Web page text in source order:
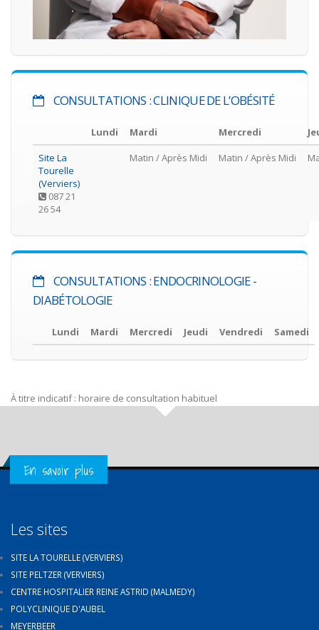
CONSULTATIONS : CLINIQUE DE L’OBÉSITÉ
Lundi Mardi Mercredi
Site La
Tourelle
(Verviers)
087 21
26 54
Matin / Après Midi Matin / Après Midi
CONSULTATIONS : ENDOCRINOLOGIE -
DIABÉTOLOGIE
Lundi Mardi Mercredi Jeudi Vendredi Samedi
À titre indicatif : horaire de consultation habituel
Get in Touch
En savoir plus
Les sites
SITE LA TOURELLE (VERVIERS)
SITE PELTZER (VERVIERS)
CENTRE HOSPITALIER REINE ASTRID (MALMEDY)
POLYCLINIQUE D'AUBEL
MEYERBEER